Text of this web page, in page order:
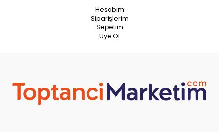
Hesabım
Siparişlerim
Sepetim
Üye Ol